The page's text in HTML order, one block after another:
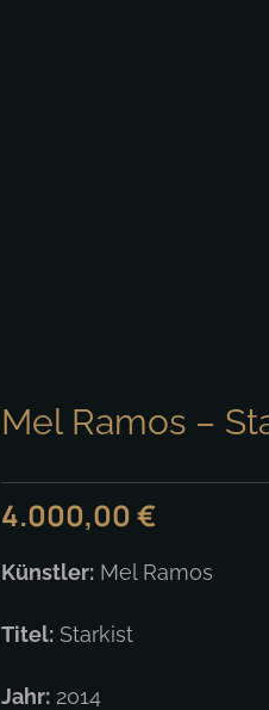
Mel Ramos –
4.000,00 €
Künstler:Mel Ramos
Titel:Starkist
Jahr:2014